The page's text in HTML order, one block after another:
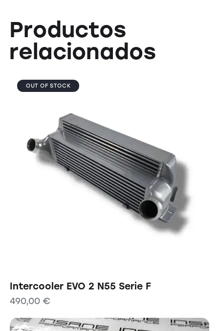
Productos
relacionados
OUT OF STOCK
Intercooler EVO 2 N55 Serie F
490,00 €